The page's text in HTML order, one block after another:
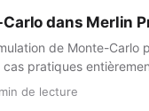
dans Merlin
de Monte-
pratiques
de lecture